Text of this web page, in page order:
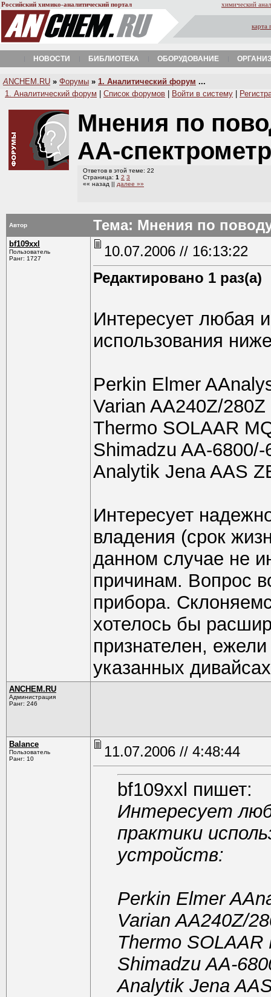
Российский химико-аналитический портал химический
карта
НОВОСТИ БИБЛИОТЕКА ОБОРУДОВАНИЕ
A NCHEM.RU » Форумы » 1. Аналитический форум ...
1. Аналитический форум
Список форумов Войти в систему
Мнения по
АА-
Ответов в этой теме: 22
Страница: 1 2 3
«« назад || далее »»
Автор Тема: Мнения по
bf109xxl
Пользователь
Ранг: 1727
10.07.2006 // 16:13:22
Редактировано 1 раз(а)
Интересует любая
использования
Perkin Elmer
Varian AA240Z/280Z
Thermo SOLAAR
Shimadzu AA-6800/-
Analytik Jena AAS
Интересует
владения (срок
данном случае не
причинам. Вопрос
прибора.
хотелось бы
признателен,
указанных
ANCHEM.RU
Администрация
Ранг: 246
Balance
Пользователь
Ранг: 10
11.07.2006 // 4:48:44
bf109xxl пишет:
Интересует
практики
устройств:
Perkin Elmer
Varian AA240Z/
Thermo SOLAAR
Shimadzu AA-
Analytik Jena